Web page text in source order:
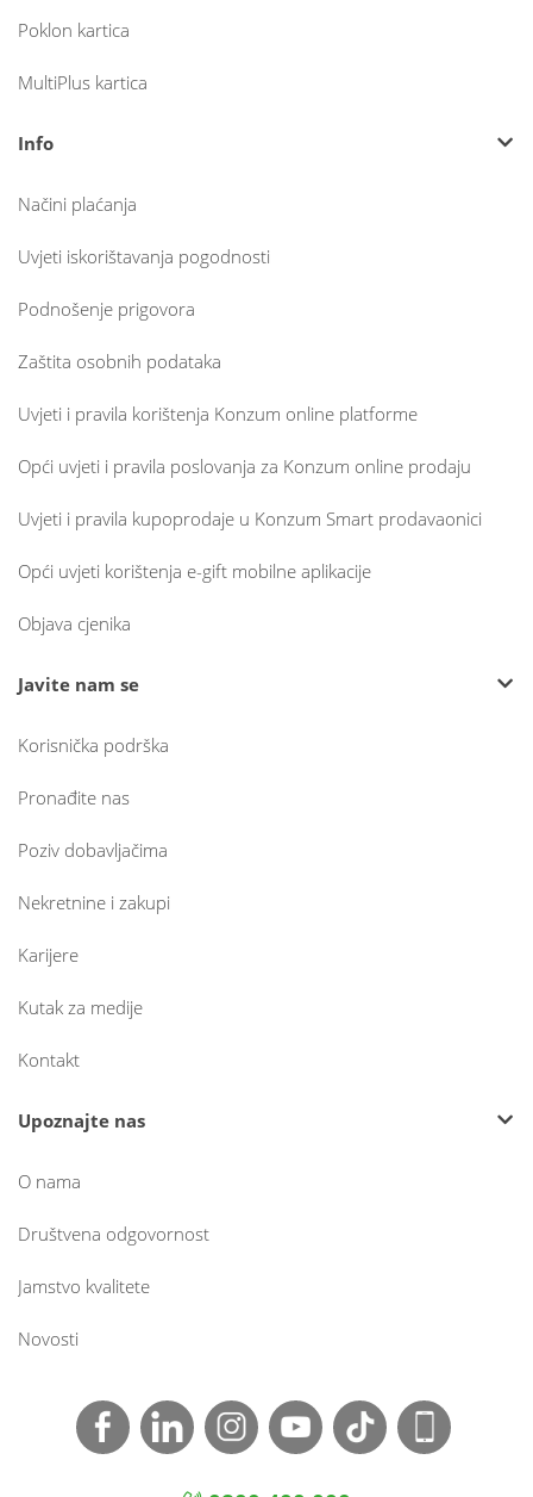
Poklon kartica
MultiPlus kartica
Info
Načini plaćanja
Uvjeti iskorištavanja pogodnosti
Podnošenje prigovora
Zaštita osobnih podataka
Uvjeti i pravila korištenja Konzum online platforme
Opći uvjeti i pravila poslovanja za Konzum online prodaju
Uvjeti i pravila kupoprodaje u Konzum Smart prodavaonici
Opći uvjeti korištenja e-gift mobilne aplikacije
Objava cjenika
Javite nam se
Korisnička podrška
Pronađite nas
Poziv dobavljačima
Nekretnine i zakupi
Karijere
Kutak za medije
Kontakt
Upoznajte nas
O nama
Društvena odgovornost
Jamstvo kvalitete
Novosti